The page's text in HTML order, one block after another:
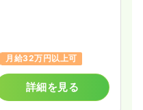
月給32万円以上可
詳細を見る